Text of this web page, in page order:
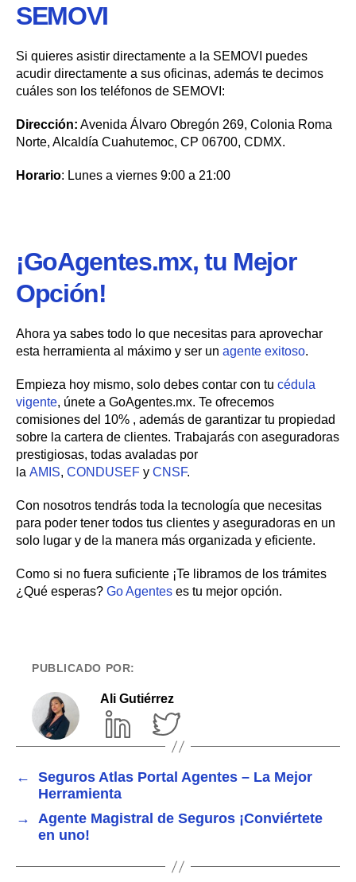
SEMOVI
Si quieres asistir directamente a la SEMOVI puedes
acudir directamente a sus oficinas, además te decimos
cuáles son los teléfonos de SEMOVI:
Dirección: Avenida Álvaro Obregón 269, Colonia Roma
Norte, Alcaldía Cuahutemoc, CP 06700, CDMX.
Horario: Lunes a viernes 9:00 a 21:00
¡GoAgentes.mx, tu Mejor
Opción!
Ahora ya sabes todo lo que necesitas para aprovechar
esta herramienta al máximo y ser un agente exitoso.
Empieza hoy mismo, solo debes contar con tu cédula
vigente, únete a GoAgentes.mx. Te ofrecemos
comisiones del 10% , además de garantizar tu propiedad
sobre la cartera de clientes. Trabajarás con aseguradoras
prestigiosas, todas avaladas por
la AMIS, CONDUSEF y CNSF.
Con nosotros tendrás toda la tecnología que necesitas
para poder tener todos tus clientes y aseguradoras en un
solo lugar y de la manera más organizada y eficiente.
Como si no fuera suficiente ¡Te libramos de los trámites
¿Qué esperas? Go Agentes es tu mejor opción.
PUBLICADO POR:
Ali Gutiérrez
←
Seguros Atlas Portal Agentes – La Mejor
Herramienta
→
Agente Magistral de Seguros ¡Conviértete
en uno!